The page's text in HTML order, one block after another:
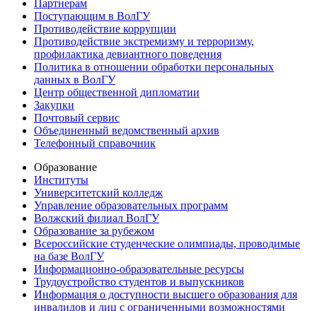
Партнерам
Поступающим в ВолГУ
Противодействие коррупции
Противодействие экстремизму и терроризму,
профилактика девиантного поведения
Политика в отношении обработки персональных
данных в ВолГУ
Центр общественной дипломатии
Закупки
Почтовый сервис
Объединенный ведомственный архив
Телефонный справочник
Образование
Институты
Университетский колледж
Управление образовательных программ
Волжский филиал ВолГУ
Образование за рубежом
Всероссийские студенческие олимпиады, проводимые
на базе ВолГУ
Информационно-образовательные ресурсы
Трудоустройство студентов и выпускников
Информация о доступности высшего образования для
инвалидов и лиц с ограниченными возможностями